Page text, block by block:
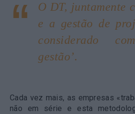
O DT, juntamente
e a gestão de
considerado
gestão’.
Cada vez mais, as empresas
não em série e esta